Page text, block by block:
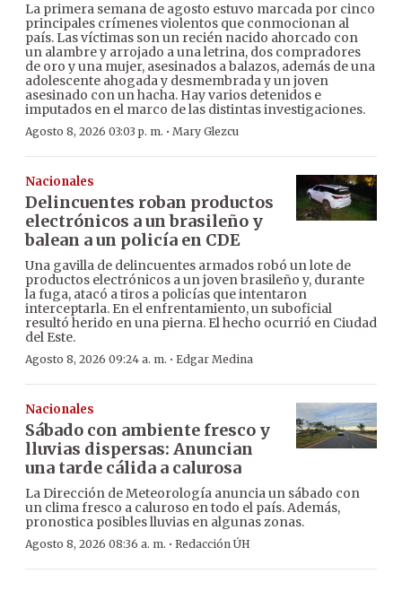
La primera semana de agosto estuvo marcada por cinco
principales crímenes violentos que conmocionan al
país. Las víctimas son un recién nacido ahorcado con
un alambre y arrojado a una letrina, dos compradores
de oro y una mujer, asesinados a balazos, además de una
adolescente ahogada y desmembrada y un joven
asesinado con un hacha. Hay varios detenidos e
imputados en el marco de las distintas investigaciones.
Agosto 8, 2026 03:03 p. m. · Mary Glezcu
Nacionales
Delincuentes roban productos
electrónicos a un brasileño y
balean a un policía en CDE
Una gavilla de delincuentes armados robó un lote de
productos electrónicos a un joven brasileño y, durante
la fuga, atacó a tiros a policías que intentaron
interceptarla. En el enfrentamiento, un suboficial
resultó herido en una pierna. El hecho ocurrió en Ciudad
del Este.
Agosto 8, 2026 09:24 a. m. · Edgar Medina
Nacionales
Sábado con ambiente fresco y
lluvias dispersas: Anuncian
una tarde cálida a calurosa
La Dirección de Meteorología anuncia un sábado con
un clima fresco a caluroso en todo el país. Además,
pronostica posibles lluvias en algunas zonas.
Agosto 8, 2026 08:36 a. m. · Redacción ÚH